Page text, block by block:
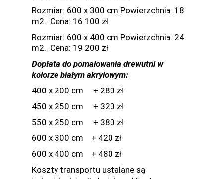
Rozmiar: 600 x 300 cm Powierzchnia: 18
m2. Cena: 16 100 zł
Rozmiar: 600 x 400 cm Powierzchnia: 24
m2. Cena: 19 200 zł
Dopłata do pomalowania drewutni w
kolorze białym akrylowym:
400 x 200 cm + 280 zł
450 x 250 cm + 320 zł
550 x 250 cm + 380 zł
600 x 300 cm + 420 zł
600 x 400 cm + 480 zł
Koszty transportu ustalane są